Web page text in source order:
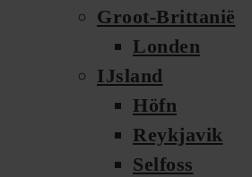
Groot-Brittanië
Londen
IJsland
Höfn
Reykjavik
Selfoss